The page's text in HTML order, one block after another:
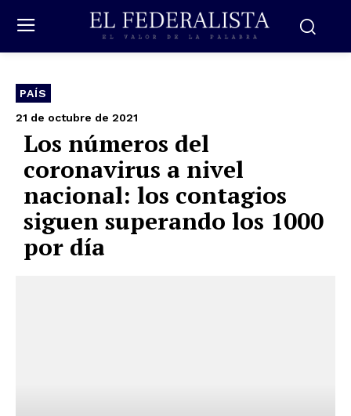
PAÍS
21 de octubre de 2021
Los números del
coronavirus a nivel
nacional: los contagios
siguen superando los 1000
por día